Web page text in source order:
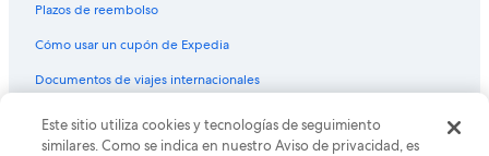
Vuelos de Milwaukee (MKE) a Phoenix (PHX)
Vuelos de Morelia (MLM) a Phoenix (PHX)
Vuelos de Minneapolis (MSP) a Phoenix (PHX)
Vuelos de Monterrey (MTY) a Phoenix (PHX)
Plazos de reembolso
Cómo usar un cupón de Expedia
Documentos de viajes internacionales
© 2026 Expedia, Inc., una empresa de Expedia Group. Todos los
derechos reservados. Expedia y el logo de Expedia son marcas
Este sitio utiliza cookies y tecnologías de seguimiento
similares. Como se indica en nuestro Aviso de privacidad, es